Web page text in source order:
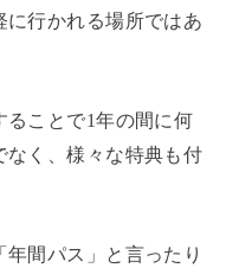
に行かれる場所ではあ
ることで1年の間に何
なく、様々な特典も付
間パス」と言ったり